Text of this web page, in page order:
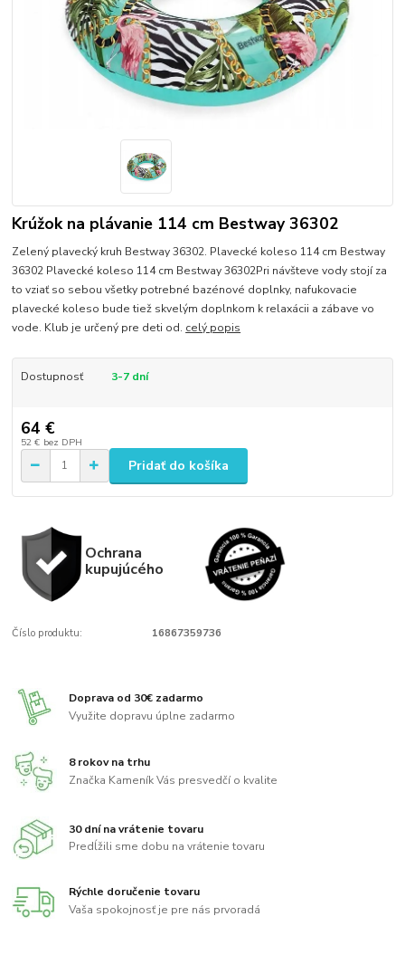
Krúžok na plávanie 114 cm Bestway 36302
Zelený plavecký kruh Bestway 36302. Plavecké koleso 114 cm Bestway
36302 Plavecké koleso 114 cm Bestway 36302Pri návšteve vody stojí za
to vziať so sebou všetky potrebné bazénové doplnky, nafukovacie
plavecké koleso bude tiež skvelým doplnkom k relaxácii a zábave vo
vode. Klub je určený pre deti od. celý popis
Dostupnosť 3-7 dní
64 €
52 € bez DPH
Pridať do košíka
Ochrana
kupujúcého
Číslo produktu: 16867359736
Doprava od 30€ zadarmo
Využite dopravu úplne zadarmo
8 rokov na trhu
Značka Kameník Vás presvedčí o kvalite
30 dní na vrátenie tovaru
Predĺžili sme dobu na vrátenie tovaru
Rýchle doručenie tovaru
Vaša spokojnosť je pre nás prvoradá